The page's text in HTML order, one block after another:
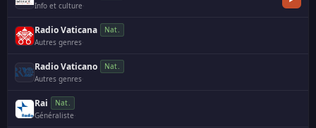
Info et culture·
Radio Vaticana
Nat.
Autres genres·
Radio Vaticano
Nat.
Autres genres·
Rai
Nat.
Généraliste·